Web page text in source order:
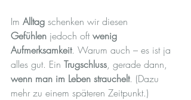
Im Alltag schenken wir diesen
Gefühlen jedoch oft wenig
Aufmerksamkeit. Warum auch – es ist ja
alles gut. Ein Trugschluss, gerade dann,
wenn man im Leben strauchelt. (Dazu
mehr zu einem späteren Zeitpunkt.)